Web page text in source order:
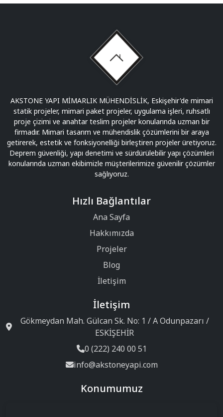
AKSTONE YAPI MİMARLIK MÜHENDİSLİK, Eskişehir'de mimari
statik projeler, mimari paket projeler, uygulama işleri, ruhsatlı
proje çizimi ve anahtar teslim projeler konularında uzman bir
firmadır. Mimari tasarım ve mühendislik çözümlerini bir araya
getirerek, estetik ve fonksiyonelliği birleştiren projeler üretiyoruz.
Deprem güvenliği, yapı denetimi ve sürdürülebilir yapı çözümleri
konularında uzman ekibimizle müşterilerimize güvenilir çözümler
sağlıyoruz.
Hızlı Bağlantılar
Ana Sayfa
Hakkımızda
Projeler
Blog
İletişim
İletişim
Gökmeydan Mah. Gülcan Sk. No: 1 / A Odunpazarı /
ESKİŞEHİR
0 (222) 240 00 51
info@akstoneyapi.com
Konumumuz